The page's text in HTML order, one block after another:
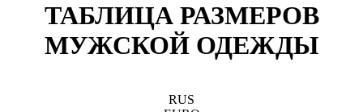
ТАБЛИЦА РАЗМЕРОВ
МУЖСКОЙ ОДЕЖДЫ
RUS